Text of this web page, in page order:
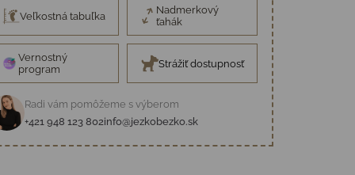
Veľkostná tabuľka
Nadmerkový
ťahák
Vernostný
program
Strážiť dostupnosť
Radi vám pomôžeme s výberom
+421 948 123 802info@jezkobezko.sk